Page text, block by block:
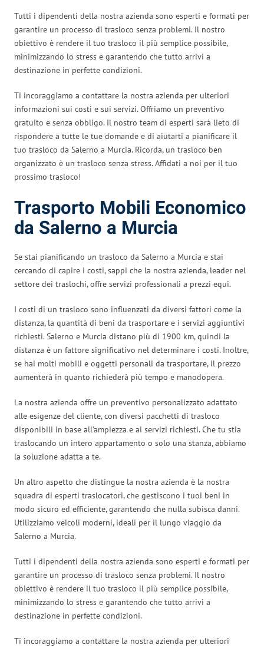
Tutti i dipendenti della nostra azienda sono esperti e formati per
garantire un processo di trasloco senza problemi. Il nostro
obiettivo è rendere il tuo trasloco il più semplice possibile,
minimizzando lo stress e garantendo che tutto arrivi a
destinazione in perfette condizioni.
Ti incoraggiamo a contattare la nostra azienda per ulteriori
informazioni sui costi e sui servizi. Offriamo un preventivo
gratuito e senza obbligo. Il nostro team di esperti sarà lieto di
rispondere a tutte le tue domande e di aiutarti a pianificare il
tuo trasloco da Salerno a Murcia. Ricorda, un trasloco ben
organizzato è un trasloco senza stress. Affidati a noi per il tuo
prossimo trasloco!
Trasporto Mobili Economico
da Salerno a Murcia
Se stai pianificando un trasloco da Salerno a Murcia e stai
cercando di capire i costi, sappi che la nostra azienda, leader nel
settore dei traslochi, offre servizi professionali a prezzi equi.
I costi di un trasloco sono influenzati da diversi fattori come la
distanza, la quantità di beni da trasportare e i servizi aggiuntivi
richiesti. Salerno e Murcia distano più di 1900 km, quindi la
distanza è un fattore significativo nel determinare i costi. Inoltre,
se hai molti mobili e oggetti personali da trasportare, il prezzo
aumenterà in quanto richiederà più tempo e manodopera.
La nostra azienda offre un preventivo personalizzato adattato
alle esigenze del cliente, con diversi pacchetti di trasloco
disponibili in base all’ampiezza e ai servizi richiesti. Che tu stia
traslocando un intero appartamento o solo una stanza, abbiamo
la soluzione adatta a te.
Un altro aspetto che distingue la nostra azienda è la nostra
squadra di esperti traslocatori, che gestiscono i tuoi beni in
modo sicuro ed efficiente, garantendo che nulla subisca danni.
Utilizziamo veicoli moderni, ideali per il lungo viaggio da
Salerno a Murcia.
Tutti i dipendenti della nostra azienda sono esperti e formati per
garantire un processo di trasloco senza problemi. Il nostro
obiettivo è rendere il tuo trasloco il più semplice possibile,
minimizzando lo stress e garantendo che tutto arrivi a
destinazione in perfette condizioni.
Ti incoraggiamo a contattare la nostra azienda per ulteriori